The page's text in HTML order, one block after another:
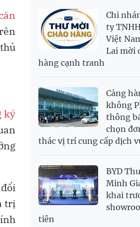
ký
trị
NOK
RUB
304.3
SAR
6,945.42
2,702.79
SGD
USD
26,000 26,030
PNJ 140,000,000
Chi
ty
Việt
Lai mời
hàng cạnh tranh
Cảng
không
thông
chọn
thác vị trí cung cấp dịch
BYD
Minh
khai
tiên